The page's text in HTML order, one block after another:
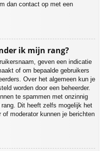
dan contact op met een
ik mijn rang?
geven een indicatie
of om bepaalde gebruikers
Over het algemeen kun je
worden door een beheerder.
te spammen met onzinnig
Dit heeft zelfs mogelijk het
moderator kunnen je berichten